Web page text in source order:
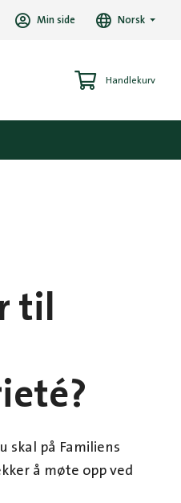
Min side Norsk
Handlekurv
til
skal på Familiens
å møte opp ved